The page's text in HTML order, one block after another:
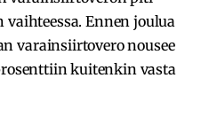
Ennen joulua
varainsiirtovero nousee
kuitenkin vasta